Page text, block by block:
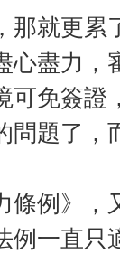
那就更
心盡力
可免簽
問題了
條例》
例一直